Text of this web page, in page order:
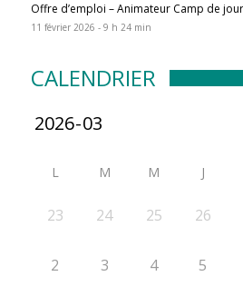
Offre d’emploi – Animateur Camp de
11 février 2026 - 9 h 24 min
CALENDRIER
L M M J
23 24 25 26
2 3 4 5